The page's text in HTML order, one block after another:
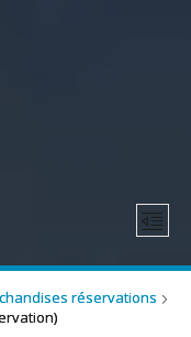
réservations